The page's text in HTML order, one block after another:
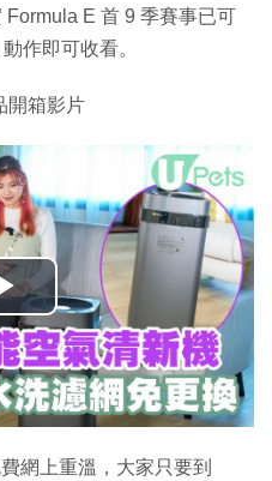
E 首 9 季賽事已可
作即可收看。
開箱影片
播
放
影
網上重溫，大家只要到